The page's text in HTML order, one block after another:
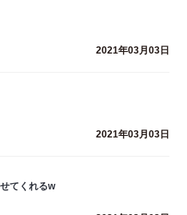
2021年03月03日
2021年03月03日
てくれるw